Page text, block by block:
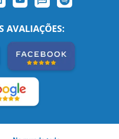
AVALIAÇÕES: